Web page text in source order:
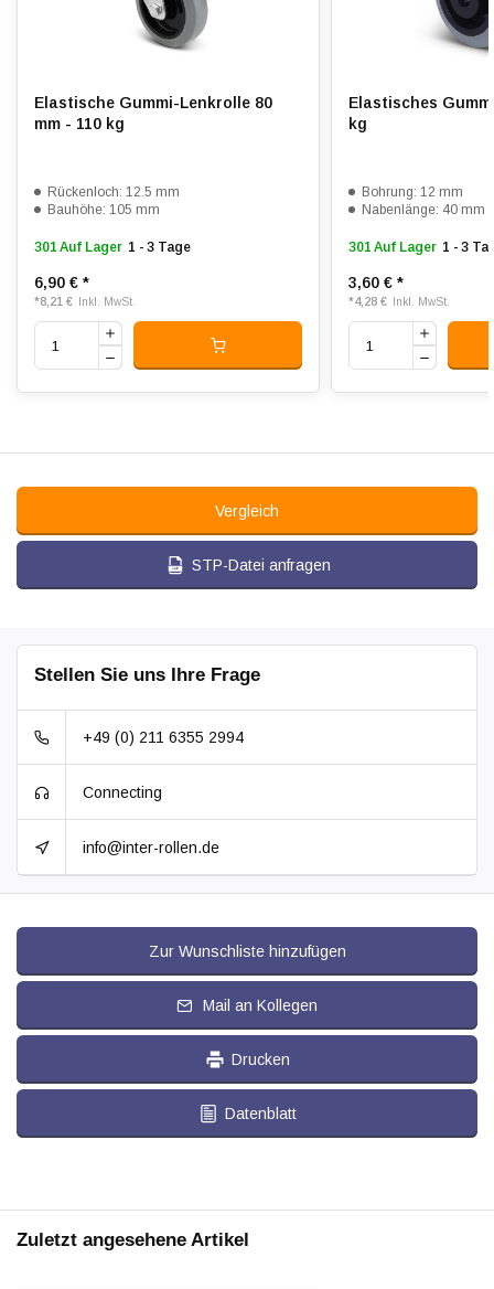
Dämpfung:
Passend für: Glatte bis unebene Böden
Elastische Gummi-Lenkrolle 80
mm - 110 kg
Rückenloch: 12.5 mm
Bauhöhe: 105 mm
301 Auf Lager 1 - 3 Tage
6,90 € *
*8,21 € Inkl. MwSt.
Elastisches
kg
Bohrung: 12 mm
Nabenlänge: 40 mm
301 Auf Lager 1 - 3
3,60 €*
*4,28 € Inkl. MwSt.
Vergleich
STP-Datei anfragen
Stellen Sie uns Ihre Frage
+49 (0) 211 6355 2994
Connecting
info@inter-rollen.de
Zur Wunschliste hinzufügen
Mail an Kollegen
Drucken
Datenblatt
Zuletzt angesehene Artikel